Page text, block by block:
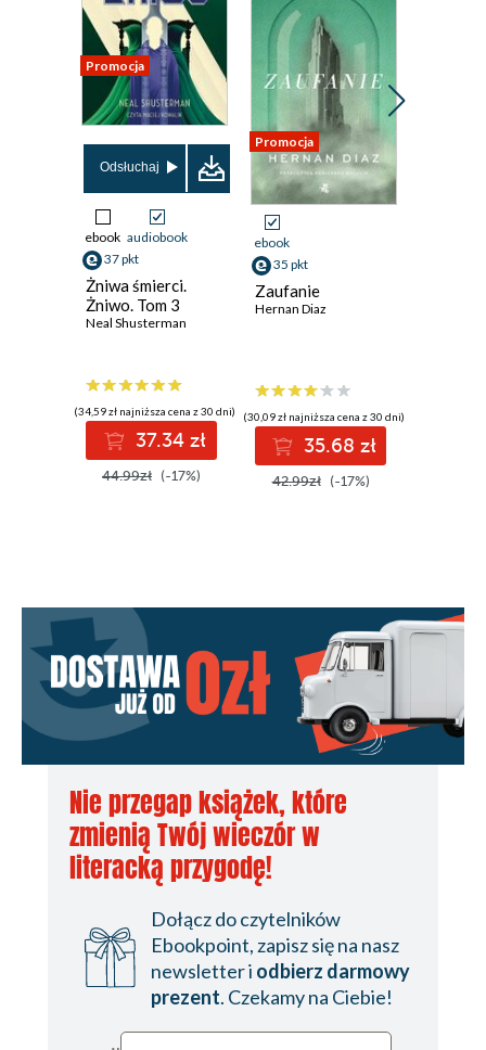
Promocja
Odsłuchaj
ebook audiobook
37 pkt
Żniwa śmierci.
Żniwo. Tom 3
Neal Shusterman
(34,59 zł najniższa cena z 30 dni)
37.34 zł
44.99zł (-17%)
Promocja
ebook
35 pkt
Zaufanie
Hernan Diaz
(30,09 zł najniższa cena z 30 dni)
35.68 zł
42.99zł (-17%)
Nie przegap książek, które
zmienią Twój wieczór w
literacką przygodę!
Dołącz do czytelników
Ebookpoint, zapisz się na nasz
newsletter i odbierz darmowy
prezent. Czekamy na Ciebie!